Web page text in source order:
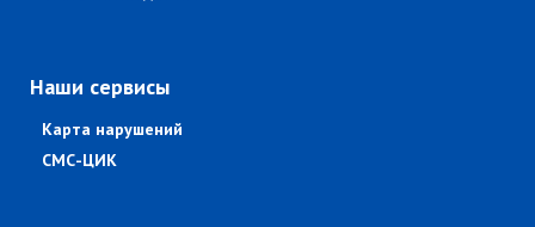
Наши сервисы
Карта нарушений
СМС-ЦИК